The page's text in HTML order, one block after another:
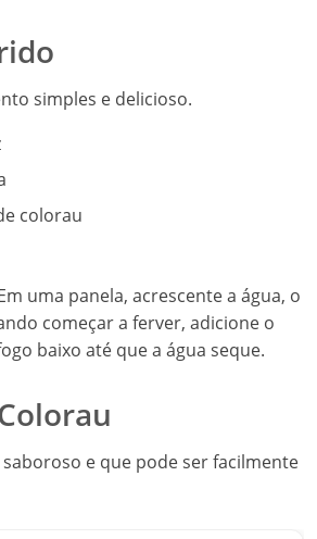
simples e delicioso.
colorau
uma panela, acrescente a água, o
começar a ferver, adicione o
baixo até que a água seque.
e que pode ser facilmente